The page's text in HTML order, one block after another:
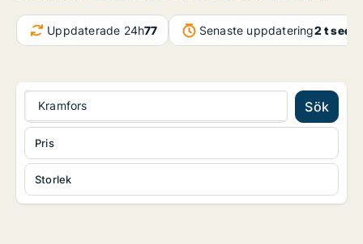
Uppdaterade 24h77 Senaste uppdatering2 t
Kramfors Sök
Storlek
Pris